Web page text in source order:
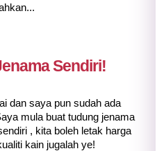
Sendiri!
dan saya pun sudah ada
mula buat tudung jenama
, kita boleh letak harga
kain jugalah ye!